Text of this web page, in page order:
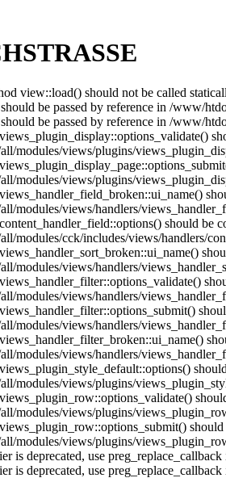
view::load() should not be called
be passed by reference in /www/
be passed by reference in /www/
modules/views/plugins/
modules/views/plugins/
modules/views/handlers/
should be
modules/cck/includes/views/handlers/
modules/views/handlers/
modules/views/handlers/
modules/views/handlers/
modules/views/handlers/
modules/views/plugins/
modules/views/plugins/
modules/views/plugins/
is deprecated, use
is deprecated, use